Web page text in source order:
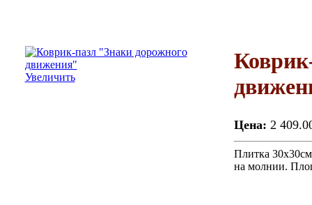
Увеличить
Цена: 2
Плитка
на молнии.